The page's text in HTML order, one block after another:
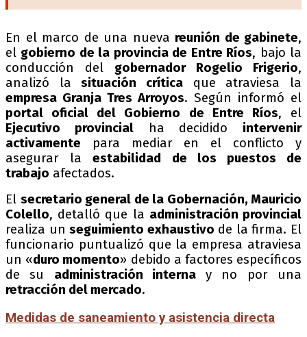
En el marco de una nueva reunión de gabinete,
el gobierno de la provincia de Entre Ríos, bajo la
conducción del gobernador Rogelio Frigerio,
analizó lasituación crítica que atraviesa la
empresa Granja Tres Arroyos. Según informó el
portal oficial del Gobierno de Entre Ríos, el
Ejecutivo provincialha decidido intervenir
activamente para mediar en el conflicto y
asegurar laestabilidad de los puestos de
trabajo afectados.
El secretario general de la Gobernación, Mauricio
Colello, detalló que la administración provincial
realiza unseguimiento exhaustivo de la firma. El
funcionario puntualizó que la empresa atraviesa
un «duro momento» debido a factores específicos
de su administración internay no por una
retracción del mercado.
Medidas de saneamiento y asistencia directa